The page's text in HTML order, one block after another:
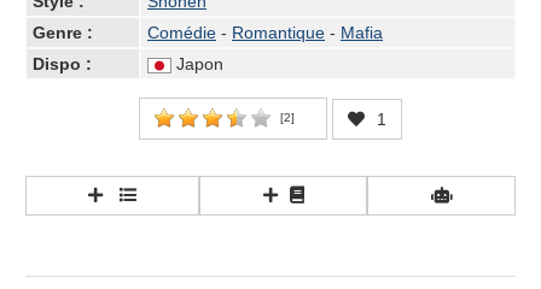
Genre :
Comédie - Romantique - Mafia
Dispo :
Japon
[2] 1